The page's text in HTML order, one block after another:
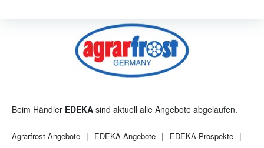
Beim Händler EDEKA sind aktuell alle Angebote abgelaufen.
Agrarfrost Angebote EDEKA Angebote EDEKA Prospekte